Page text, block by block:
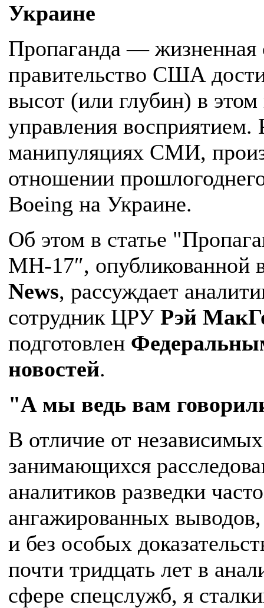
Украине
Пропаганда — жизненная
правительство США
высот (или глубин) в этом
управления восприятием.
манипуляциях СМИ,
отношении
‎Boeing на Украине.
Об этом в статье
МН-17″, опубликованной
News, рассуждает
сотрудник ЦРУ Рэй
подготовлен
новостей.
"А мы ведь вам
В отличие от
занимающихся
аналитиков разведки
ангажированных
и без особых
почти тридцать лет в
сфере спецслужб, я